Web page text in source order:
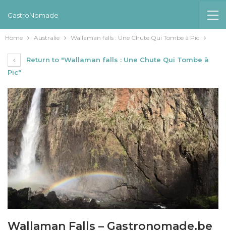
GastroNomade
Home Australie Wallaman falls : Une Chute Qui Tombe à Pic
Return to "Wallaman falls : Une Chute Qui Tombe à
Pic"
Wallaman Falls – Gastronomade.be